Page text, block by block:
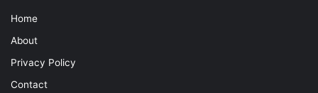
Home
About
Privacy Policy
Contact